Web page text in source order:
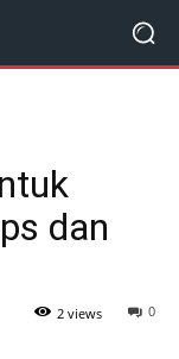
dan
0
2 views